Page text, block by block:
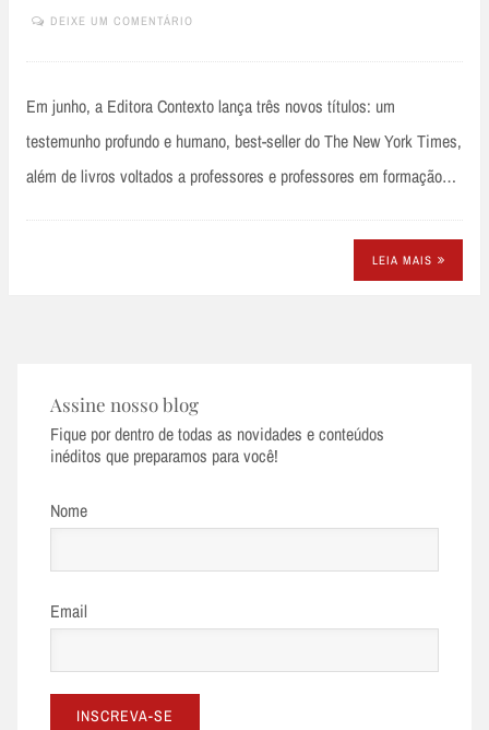
DEIXE UM COMENTÁRIO
Em junho, a Editora Contexto lança três novos títulos: um
testemunho profundo e humano, best-seller do The New York Times,
além de livros voltados a professores e professores em formação…
LEIA MAIS
Assine nosso blog
Fique por dentro de todas as novidades e conteúdos
inéditos que preparamos para você!
Nome
Email